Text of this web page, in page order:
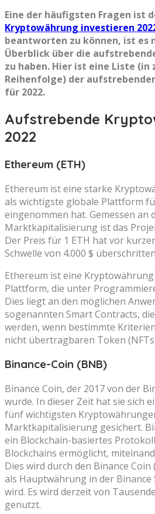
Eine der häufigsten Fragen ist
Kryptowährung investieren
beantworten zu können, ist es
Überblick über die
zu haben. Hier ist eine Liste
Reihenfolge) der
für 2022.
Aufstrebende
2022
Ethereum (ETH)
Ethereum ist eine starke
als wichtigste globale Plattform
eingenommen hat. Gemessen an
Marktkapitalisierung ist das
Der Preis für 1 ETH hat vor
Schwelle von 4.000 $
Ethereum ist eine
Plattform, die unter
Dies liegt an den möglichen
sogenannten Smart Contracts,
werden, wenn bestimmte
nicht übertragbaren Token
Binance-Coin (BNB)
Binance Coin, der 2017 von der
wurde. In dieser Zeit hat sie sich
fünf wichtigsten
Marktkapitalisierung gesichert.
ein Blockchain-basiertes
Blockchains ermöglicht,
Dies wird durch den Binance
als Hauptwährung in der Binance
wird. Es wird derzeit von
genutzt.